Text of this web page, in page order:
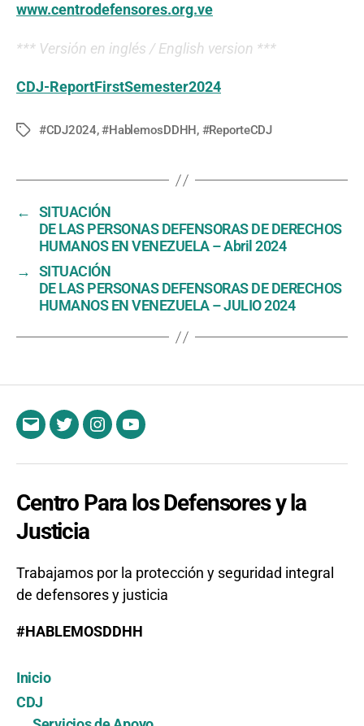
www.centrodefensores.org.ve
*** Versión en inglés / English version ***
CDJ-ReportFirstSemester2024
Tags#CDJ2024,#HablemosDDHH , #ReporteCDJ
←
SITUACIÓN
DE LAS PERSONAS DEFENSORAS DE DERECHOS
HUMANOS EN VENEZUELA – Abril 2024
→
SITUACIÓN
DE LAS PERSONAS DEFENSORAS DE DERECHOS
HUMANOS EN VENEZUELA – JULIO 2024
EmailTwitterInstagramYouTube
Centro Para los Defensores y la
Justicia
Trabajamos por la protección y seguridad integral
de defensores y justicia
#HABLEMOSDDHH
Inicio
CDJ